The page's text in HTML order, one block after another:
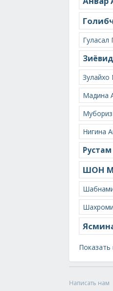
Гуласал
Мадина
Нигина
ШОН
Показать
Написать нам